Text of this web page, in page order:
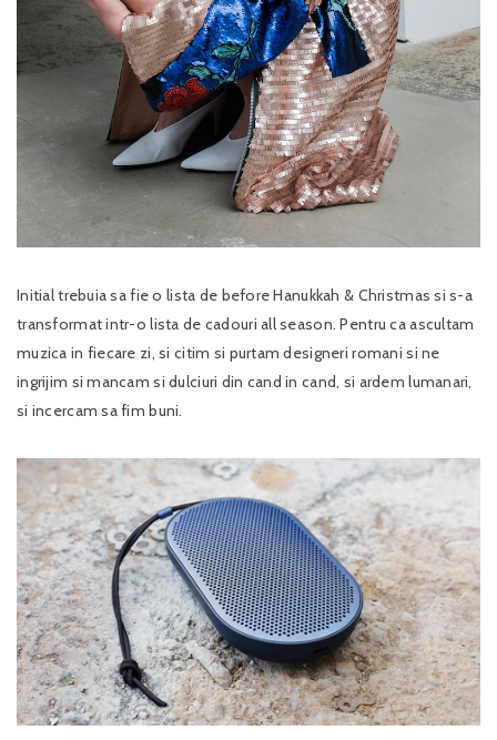
Initial trebuia sa fie o lista de before Hanukkah & Christmas si s-a
transformat intr-o lista de cadouri all season. Pentru ca ascultam
muzica in fiecare zi, si citim si purtam designeri romani si ne
ingrijim si mancam si dulciuri din cand in cand, si ardem lumanari,
si incercam sa fim buni.